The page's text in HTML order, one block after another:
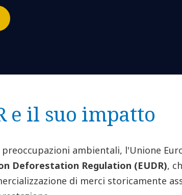
e il suo impatto
ambientali, l'Unione
Deforestation Regulation (EUDR),
di merci storicamente